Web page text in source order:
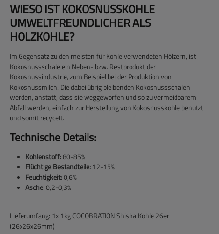
WIESO IST KOKOSNUSSKOHLE
UMWELTFREUNDLICHER ALS
HOLZKOHLE?
Im Gegensatz zu den meisten für Kohle verwendeten Hölzern, ist
Kokosnussschale ein Neben- bzw. Restprodukt der
Kokosnussindustrie, zum Beispiel bei der Produktion von
Kokosnussmilch. Die dabei übrig bleibenden Kokosnussschalen
werden, anstatt, dass sie weggeworfen und so zu vermeidbarem
Abfall werden, einfach zur Herstellung von Kokosnusskohle benutzt
und somit recycelt.
Technische Details:
Kohlenstoff:80-85%
Flüchtige Bestandteile: 12-15%
Feuchtigkeit:0,6%
Asche:0,2-0,3%
Lieferumfang: 1x 1kg COCOBRATION Shisha Kohle 26er
(26x26x26mm)